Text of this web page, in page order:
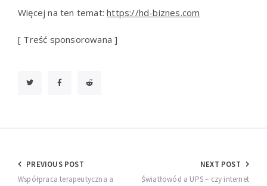
Więcej na ten temat:https://hd-biznes.com
[ Treść sponsorowana ]
Nawigacja
PREVIOUS POST
Współpraca terapeutyczna a
NEXT POST
Światłowód a UPS – czy internet